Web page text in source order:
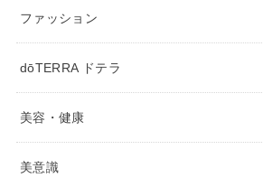
ファッション
dōTERRA ドテラ
美容・健康
美意識